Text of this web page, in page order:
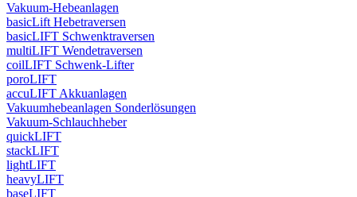
Vakuum-Hebeanlagen
basicLift Hebetraversen
basicLIFT Schwenktraversen
multiLIFT Wendetraversen
coilLIFT Schwenk-Lifter
poroLIFT
accuLIFT Akkuanlagen
Vakuumhebeanlagen Sonderlösungen
Vakuum-Schlauchheber
quickLIFT
stackLIFT
lightLIFT
heavyLIFT
baseLIFT